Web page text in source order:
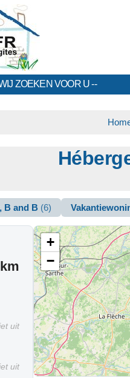
ZOEKEN VOOR U
B and B (6)
uit
uit
+
−